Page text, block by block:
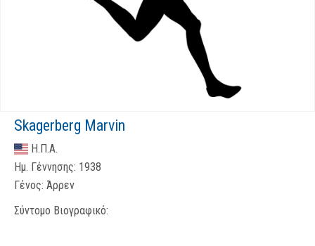
Skagerberg Marvin
Η.Π.Α.
Ημ. Γέννησης: 1938
Γένος: Άρρεν
Σύντομο Βιογραφικό: